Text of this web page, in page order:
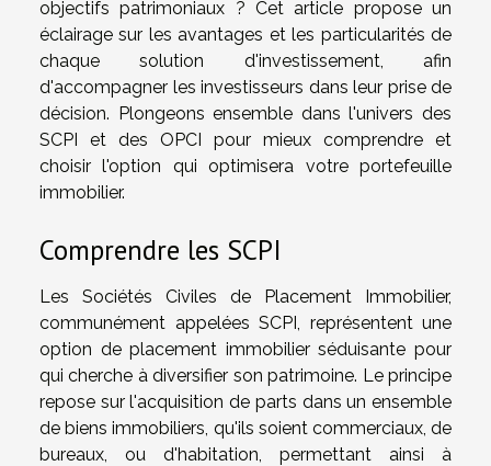
objectifs patrimoniaux ? Cet article propose un
éclairage sur les avantages et les particularités de
chaque solution d'investissement, afin
d'accompagner les investisseurs dans leur prise de
décision. Plongeons ensemble dans l'univers des
SCPI et des OPCI pour mieux comprendre et
choisir l'option qui optimisera votre portefeuille
immobilier.
Comprendre les SCPI
Les Sociétés Civiles de Placement Immobilier,
communément appelées SCPI, représentent une
option de placement immobilier séduisante pour
qui cherche à diversifier son patrimoine. Le principe
repose sur l'acquisition de parts dans un ensemble
de biens immobiliers, qu'ils soient commerciaux, de
bureaux, ou d'habitation, permettant ainsi à